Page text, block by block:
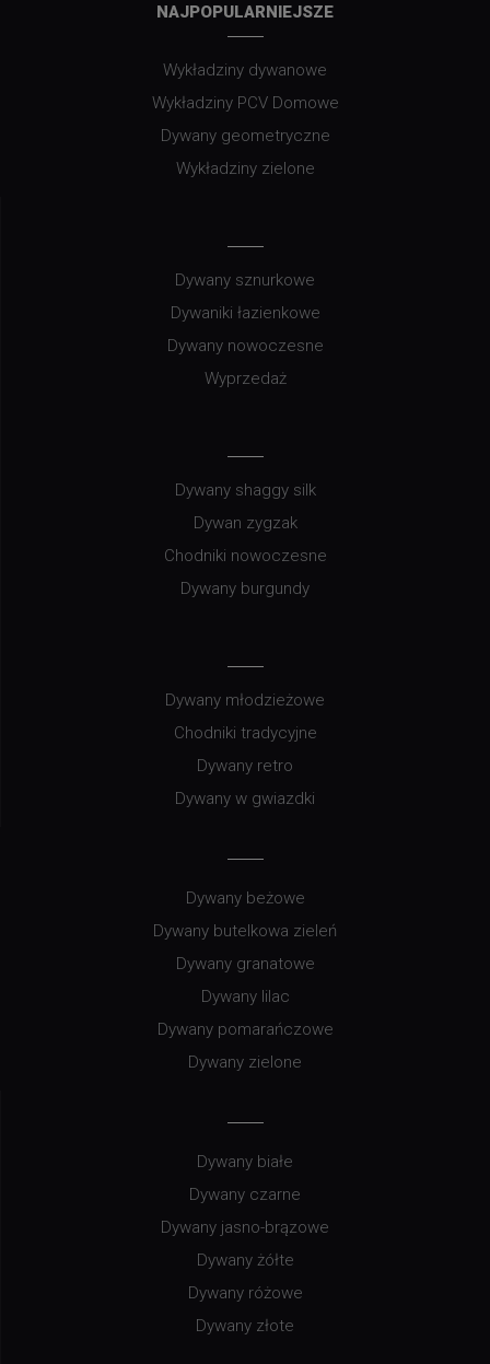
NAJPOPULARNIEJSZE
Wykładziny dywanowe
Wykładziny PCV Domowe
Dywany geometryczne
Wykładziny zielone
Dywany sznurkowe
Dywaniki łazienkowe
Dywany nowoczesne
Wyprzedaż
Dywany shaggy silk
Dywan zygzak
Chodniki nowoczesne
Dywany burgundy
Dywany młodzieżowe
Chodniki tradycyjne
Dywany retro
Dywany w gwiazdki
Dywany beżowe
Dywany butelkowa zieleń
Dywany granatowe
Dywany lilac
Dywany pomarańczowe
Dywany zielone
Dywany białe
Dywany czarne
Dywany jasno-brązowe
Dywany żółte
Dywany różowe
Dywany złote